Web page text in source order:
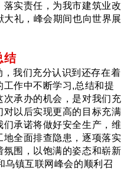
实责任，为我市建筑业改
礼，峰会期间也向世界展
结
我们充分认识到还存在着
作中不断学习,总结和提
承办的机会，是对我们充
以后实现更高的目标充满
承诺将做好安全生产，维
全面排查隐患，逐项落实
围，以饱满的姿态和崭新
乌镇互联网峰会的顺利召